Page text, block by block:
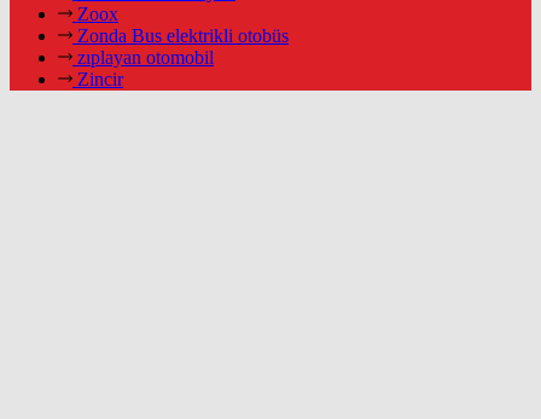
Zoox
Zonda Bus elektrikli otobüs
zıplayan otomobil
Zincir